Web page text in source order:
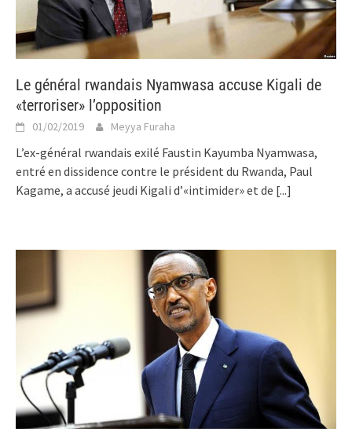
Le général rwandais Nyamwasa accuse Kigali de
«terroriser» l’opposition
01/02/2019 Meyya Furaha
L’ex-général rwandais exilé Faustin Kayumba Nyamwasa,
entré en dissidence contre le président du Rwanda, Paul
Kagame, a accusé jeudi Kigali d’«intimider» et de [...]